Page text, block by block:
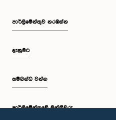
පාර්ලි‌මේන්තුව නරඹන්න
දැනුමට
සම්බන්ධ වන්න
පාර්ලි‌මේන්තුවේ මන්ත්‍රීවරු